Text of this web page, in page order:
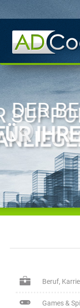
Beruf,
Games &